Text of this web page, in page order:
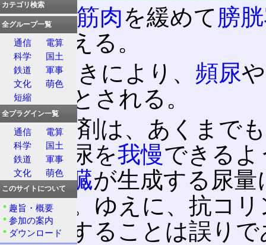
膀胱の筋肉を緩めて膀
縮を抑える。
この働きにより、 頻尿や
があるとされる。
この薬剤は、あくまで
多くの尿を我慢できる
り、腎臓が生成する尿
はない。ゆえに、抗コリ
と表現することは誤り
カテゴリ検索
全グループ一覧
通信
電算
科学
国土
鉄道
軍事
文化
萌色
短縮
全プラグイン一覧
通信
電算
科学
国土
鉄道
軍事
文化
萌色
このサイトについて
趣旨・概要
参加の案内
ダウンロード